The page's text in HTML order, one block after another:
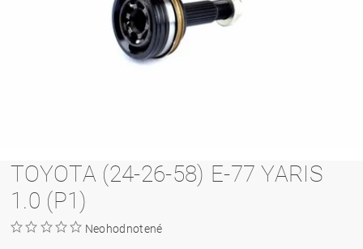
TOYOTA (24-26-58) E-77 YARIS
1.0 (P1)
Neohodnotené